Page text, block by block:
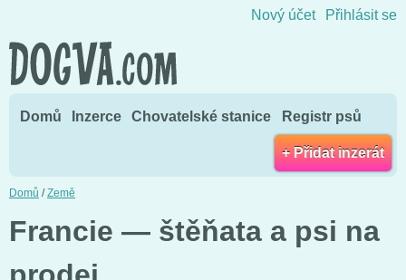
Nový účet Přihlásit se
Domů Inzerce Chovatelské stanice Registr psů
+ Přidat inzerát
Domů /Země
Francie — štěňata a psi na